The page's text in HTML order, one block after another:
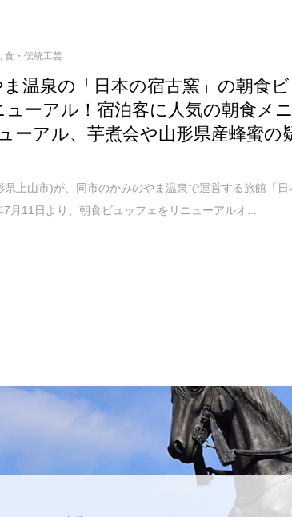
,食・伝統工芸
温泉の「日本の宿古窯」の朝食ビ
ーアル！宿泊客に人気の朝食メ
ーアル、芋煮会や山形県産蜂蜜の
上山市)が、同市のかみのやま温泉で運営する旅館「日
月11日より、朝食ビュッフェをリニューアルオ...